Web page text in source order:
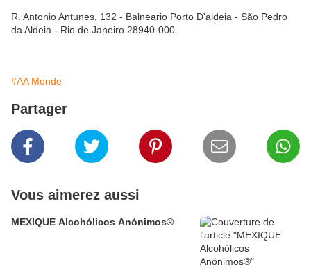
R. Antonio Antunes, 132 - Balneario Porto D'aldeia - São Pedro
da Aldeia - Rio de Janeiro 28940-000
#AA Monde
Partager
Vous aimerez aussi
MEXIQUE Alcohólicos Anónimos®